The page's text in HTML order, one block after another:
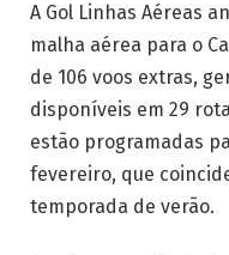
A Gol Linhas Aéreas
malha aérea para o
de 106 voos extras,
disponíveis em 29
estão programadas
fevereiro, que
temporada de verão.